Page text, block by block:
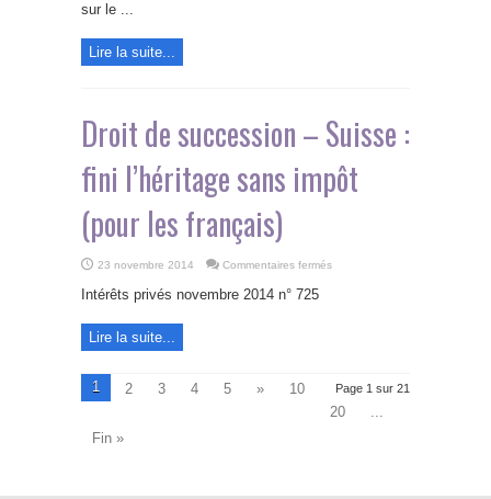
sur le ...
Lire la suite...
Droit de succession – Suisse :
fini l’héritage sans impôt
(pour les français)
23 novembre 2014 Commentaires fermés
impôt
(pour
les
français)
Intérêts privés novembre 2014 n° 725
Lire la suite...
Page 1 sur 21
1 2 3 4 5 »
10
20
...
Fin »